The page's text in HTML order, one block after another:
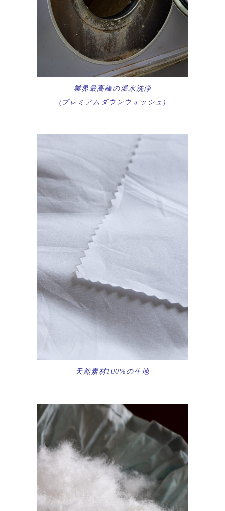
業界最高峰の温水洗浄
(プレミアムダウンウォッシュ)
天然素材100%の生地